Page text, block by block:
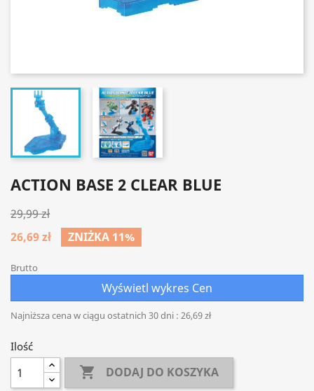
ACTION BASE 2 CLEAR BLUE
29,99 zł
26,69 zł
ZNIŻKA 11%
Brutto
Wyświetl wykres Cen
Najniższa cena w ciągu ostatnich 30 dni : 26,69 zł
Ilość
 DODAJ DO KOSZYKA